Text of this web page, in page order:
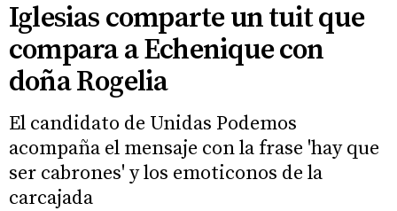
Iglesias comparte un tuit que
compara a Echenique con
doña Rogelia
El candidato de Unidas Podemos
acompaña el mensaje con la frase 'hay que
ser cabrones' y los emoticonos de la
carcajada